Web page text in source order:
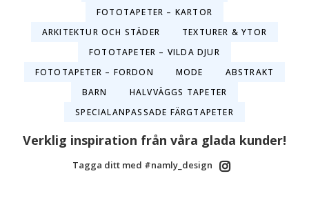
FOTOTAPETER – KARTOR
ARKITEKTUR OCH STÄDER
TEXTURER & YTOR
FOTOTAPETER – VILDA DJUR
FOTOTAPETER – FORDON
MODE
ABSTRAKT
BARN
HALVVÄGGS TAPETER
SPECIALANPASSADE FÄRGTAPETER
Verklig inspiration från våra glada kunder!
Tagga ditt med #namly_design